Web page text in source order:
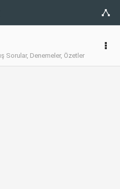
Sorular, Denemeler, Özetler